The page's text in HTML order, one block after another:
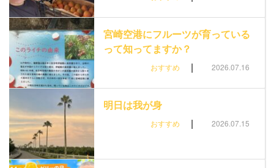
宮崎空港にフルーツが育っている
って知ってますか？
おすすめ | 2026.07.16
明日は我が身
おすすめ | 2026.07.15